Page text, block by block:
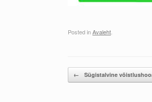
Posted inAvaleht.
Post navigation
← Sügistalvine